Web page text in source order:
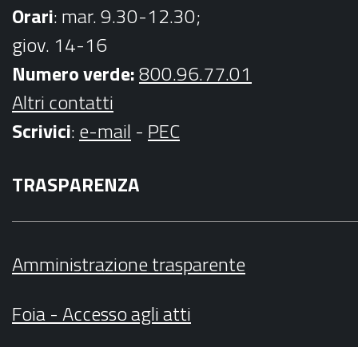
Orari: mar. 9.30-12.30;
giov. 14-16
Numero verde:800.96.77.01
Altri contatti
Scrivici:e-mail - PEC
TRASPARENZA
Amministrazione trasparente
Foia - Accesso agli atti